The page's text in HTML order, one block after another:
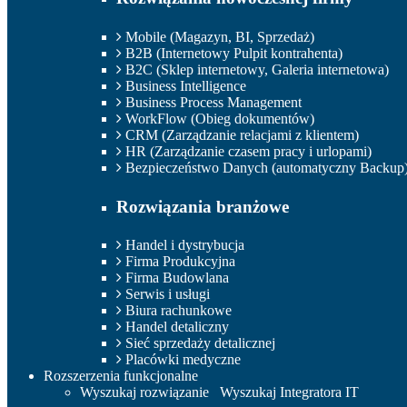
Mobile (Magazyn, BI, Sprzedaż)
B2B (Internetowy Pulpit kontrahenta)
B2C (Sklep internetowy, Galeria internetowa)
Business Intelligence
Business Process Management
WorkFlow (Obieg dokumentów)
CRM (Zarządzanie relacjami z klientem)
HR (Zarządzanie czasem pracy i urlopami)
Bezpieczeństwo Danych (automatyczny
Rozwiązania branżowe
Handel i dystrybucja
Firma Produkcyjna
Firma Budowlana
Serwis i usługi
Biura rachunkowe
Handel detaliczny
Sieć sprzedaży detalicznej
Placówki medyczne
Rozszerzenia funkcjonalne
Wyszukaj rozwiązanie
Wyszukaj Integratora IT